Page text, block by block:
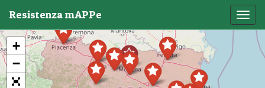
Resistenza mAPPe
+
−